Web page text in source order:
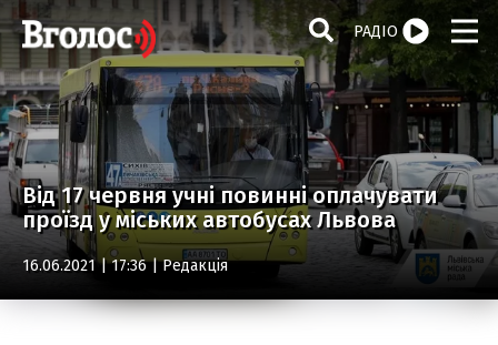
РАДІО
Від 17 червня учні повинні оплачувати
проїзд у міських автобусах Львова
16.06.2021 | 17:36 |Редакція